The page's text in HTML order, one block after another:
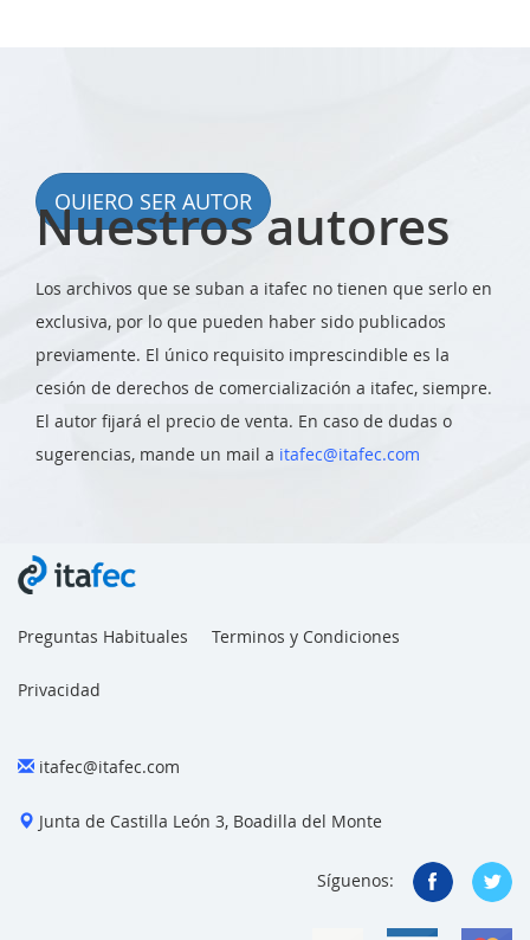
QUIERO SER AUTOR
Nuestros autores
Los archivos que se suban a itafec no tienen que serlo en
exclusiva, por lo que pueden haber sido publicados
previamente. El único requisito imprescindible es la
cesión de derechos de comercialización a itafec, siempre.
El autor fijará el precio de venta. En caso de dudas o
sugerencias, mande un mail a itafec@itafec.com
Preguntas Habituales Terminos y Condiciones
Privacidad
itafec@itafec.com
Junta de Castilla León 3, Boadilla del Monte
Síguenos: